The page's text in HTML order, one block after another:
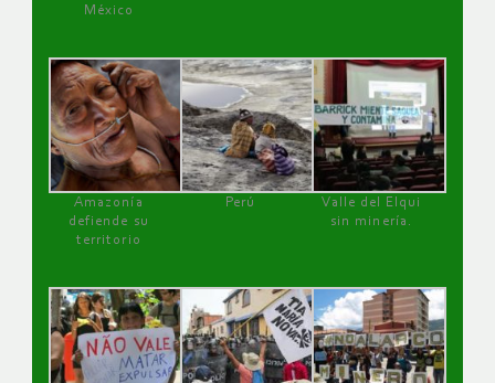
México
Amazonía
defiende su
territorio
Perú
Valle del Elqui
sin minería.